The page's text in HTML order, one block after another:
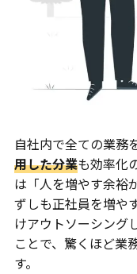
自社内で全ての業務
用した分業も効率化
は「人を増やす余裕
ずしも正社員を増や
けアウトソーシング
ことで、驚くほど業
す。